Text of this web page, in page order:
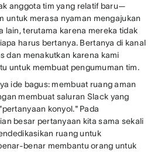
anggota tim yang relatif baru—
untuk merasa nyaman mengajukan
lain, terutama karena mereka tidak
harus bertanya. Bertanya di kanal
dan menakutkan karena kami
untuk membuat pengumuman tim.
ide bagus: membuat ruang aman
membuat saluran Slack yang
konyol." Pada
besar pertanyaan kita sama sekali
ruang untuk
benar membantu orang untuk